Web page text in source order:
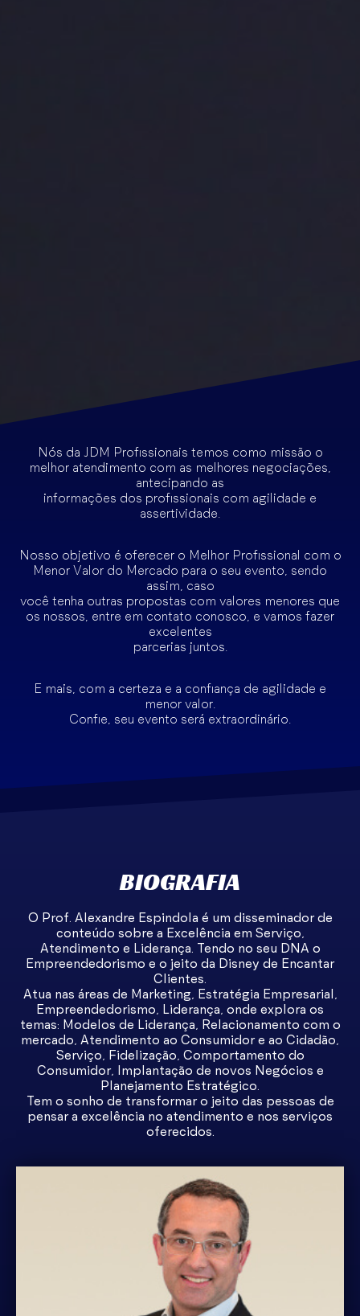
Nós da JDM Profissionais temos como missão o
melhor atendimento com as melhores negociações,
antecipando as
informações dos profissionais com agilidade e
assertividade.
Nosso objetivo é oferecer o Melhor Profissional com o
Menor Valor do Mercado para o seu evento, sendo
assim, caso
você tenha outras propostas com valores menores que
os nossos, entre em contato conosco, e vamos fazer
excelentes
parcerias juntos.
E mais, com a certeza e a confiança de agilidade e
menor valor.
Confie, seu evento será extraordinário.
BIOGRAFIA
O Prof. Alexandre Espindola é um disseminador de
conteúdo sobre a Excelência em Serviço,
Atendimento e Liderança. Tendo no seu DNA o
Empreendedorismo e o jeito da Disney de Encantar
Clientes.
Atua nas áreas de Marketing, Estratégia Empresarial,
Empreendedorismo, Liderança, onde explora os
temas: Modelos de Liderança, Relacionamento com o
mercado, Atendimento ao Consumidor e ao Cidadão,
Serviço, Fidelização, Comportamento do
Consumidor, Implantação de novos Negócios e
Planejamento Estratégico.
Tem o sonho de transformar o jeito das pessoas de
pensar a excelência no atendimento e nos serviços
oferecidos.